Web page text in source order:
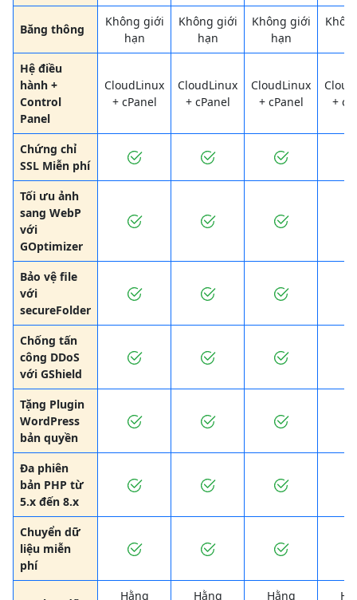
Băng thông
Không giới
hạn
Không giới
hạn
Không giới
hạn
Hệ điều
hành +
Control
Panel
CloudLinux
+ cPanel
CloudLinux
+ cPanel
CloudLinux
+ cPanel
+
Chứng chỉ
SSL Miễn phí
Tối ưu ảnh
sang WebP
với
GOptimizer
Bảo vệ file
với
secureFolder
Chống tấn
công DDoS
với GShield
Tặng Plugin
WordPress
bản quyền
Đa phiên
bản PHP từ
5.x đến 8.x
Chuyển dữ
liệu miễn
phí
Hằng Hằng Hằng